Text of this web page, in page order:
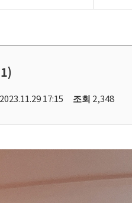
2023.11.29 17:15 조회 2,348